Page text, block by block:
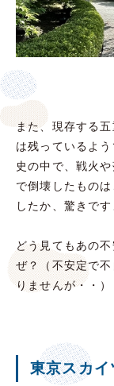
また、現存する
は残っているよ
史の中で、戦火
で倒壊したもの
したか、驚きで
どう見てもあの
ぜ？（不安定で
りませんが・・）
東京スカイ